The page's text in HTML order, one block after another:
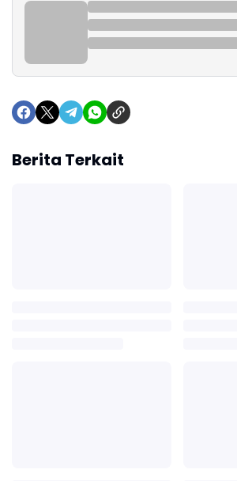
Berita Terkait